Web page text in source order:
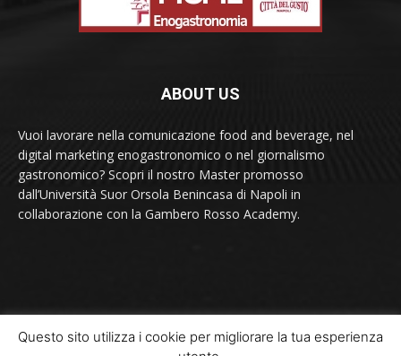
ABOUT US
Vuoi lavorare nella comunicazione food and beverage, nel
digital marketing enogastronomico o nel giornalismo
gastronomico? Scopri il nostro Master promosso
dall’Università Suor Orsola Benincasa di Napoli in
collaborazione con la Gambero Rosso Academy.
Questo sito utilizza i cookie per migliorare la tua esperienza